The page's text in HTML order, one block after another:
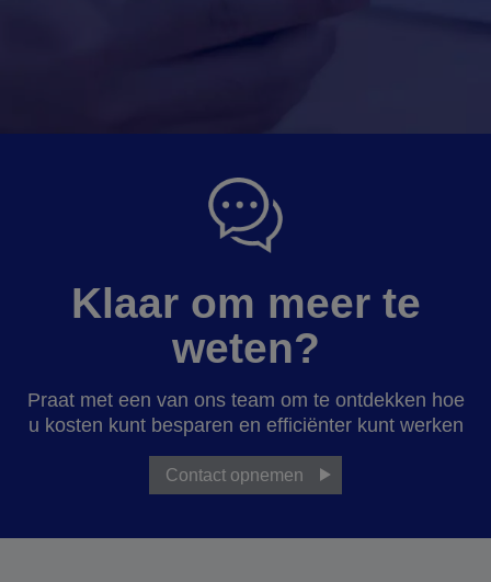
Klaar om meer te
weten?
Praat met een van ons team om te ontdekken hoe
u kosten kunt besparen en efficiënter kunt werken
Contact opnemen